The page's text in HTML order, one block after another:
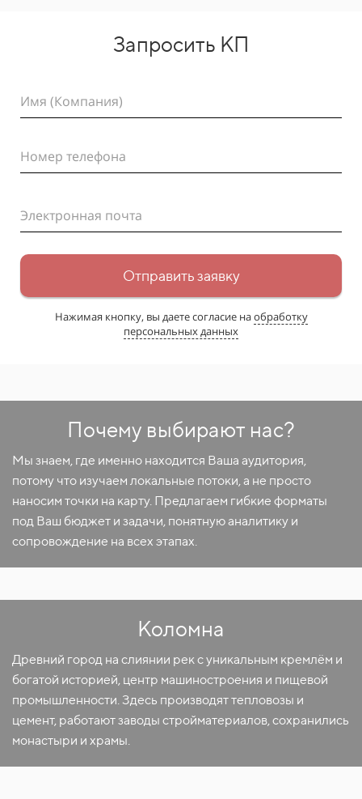
Запросить КП
Имя (Компания)
Номер телефона
Электронная почта
Отправить заявку
Нажимая кнопку, вы даете согласие наобработку
персональных данных
Почему выбирают нас?
Мы знаем, где именно находится Ваша аудитория,
потому что изучаем локальные потоки, а не просто
наносим точки на карту. Предлагаем гибкие форматы
под Ваш бюджет и задачи, понятную аналитику и
сопровождение на всех этапах.
Коломна
Древний город на слиянии рек с уникальным кремлём и
богатой историей, центр машиностроения и пищевой
промышленности. Здесь производят тепловозы и
цемент, работают заводы стройматериалов, сохранились
монастыри и храмы.